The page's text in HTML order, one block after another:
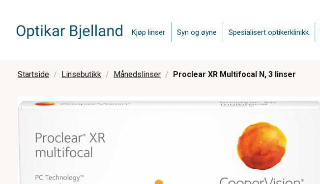
Kjøp linser Syn og øyne Spesialisert optikerklinikk
Startside Linsebutikk Månedslinser Proclear XR Multifocal N, 3 linser